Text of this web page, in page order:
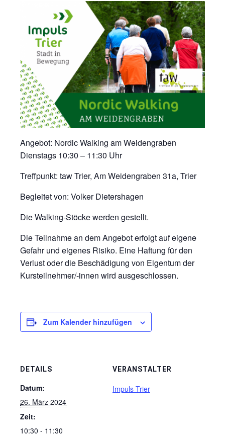
Angebot: Nordic Walking am Weidengraben
Dienstags 10:30 – 11:30 Uhr
Treffpunkt: taw Trier, Am Weidengraben 31a, Trier
Begleitet von: Volker Dietershagen
Die Walking-Stöcke werden gestellt.
Die Teilnahme an dem Angebot erfolgt auf eigene
Gefahr und eigenes Risiko. Eine Haftung für den
Verlust oder die Beschädigung von Eigentum der
Kursteilnehmer/-innen wird ausgeschlossen.
Zum Kalender hinzufügen
DETAILS
Datum:
26. März 2024
Zeit:
10:30 - 11:30
VERANSTALTER
Impuls Trier